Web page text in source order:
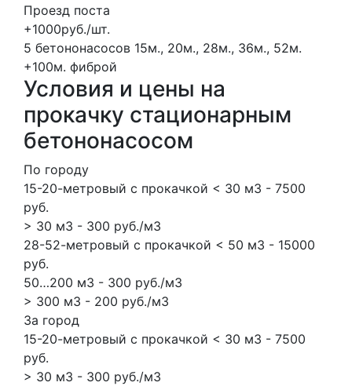
Проезд поста
+1000руб./шт.
5 бетононасосов 15м., 20м., 28м., 36м., 52м.
+100м. фиброй
Условия и цены на
прокачку стационарным
бетононасосом
По городу
15-20-метровый с прокачкой < 30 м3 - 7500
руб.
> 30 м3 - 300 руб./м3
28-52-метровый с прокачкой < 50 м3 - 15000
руб.
50…200 м3 - 300 руб./м3
> 300 м3 - 200 руб./м3
За город
15-20-метровый с прокачкой < 30 м3 - 7500
руб.
> 30 м3 - 300 руб./м3